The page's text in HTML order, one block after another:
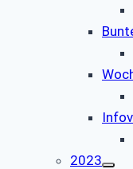
2023